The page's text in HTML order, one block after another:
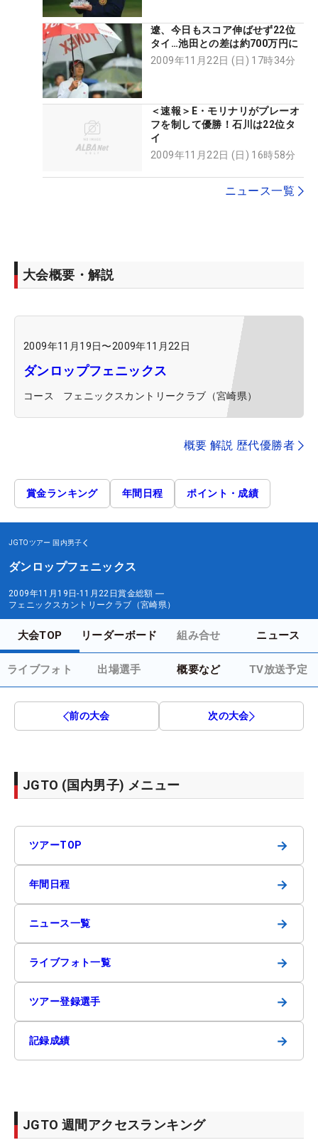
遼、今日もスコア伸ばせず22位
タイ…池田との差は約700万円に
2009年11月22日 (日) 17時34分
＜速報＞E・モリナリがプレーオ
フを制して優勝！石川は22位タ
イ
2009年11月22日 (日) 16時58分
ニュース一覧
大会概要・解説
2009年11月19日〜2009年11月22日
ダンロップフェニックス
コース フェニックスカントリークラブ（宮崎県）
概要 解説 歴代優勝者
賞金ランキング 年間日程 ポイント・成績
JGTOツアー 国内男子
ダンロップフェニックス
2009年11月19日-11月22日賞金総額 ―
フェニックスカントリークラブ（宮崎県）
大会TOP リーダーボード 組み合せ ニュース
ライブフォト 出場選手 概要など TV放送予定
前の大会 次の大会
JGTO (国内男子) メニュー
ツアーTOP →
年間日程 →
ニュース一覧 →
ライブフォト一覧 →
ツアー登録選手 →
記録成績 →
JGTO 週間アクセスランキング